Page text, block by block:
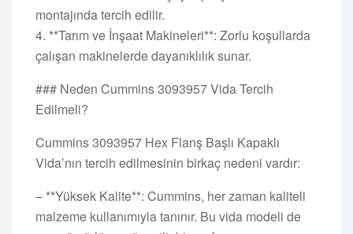
montajında tercih edilir.
4. **Tarım ve İnşaat Makineleri**: Zorlu koşullarda
çalışan makinelerde dayanıklılık sunar.
### Neden Cummins 3093957 Vida Tercih
Edilmeli?
Cummins 3093957 Hex Flanş Başlı Kapaklı
Vida’nın tercih edilmesinin birkaç nedeni vardır:
– **Yüksek Kalite**: Cummins, her zaman kaliteli
malzeme kullanımıyla tanınır. Bu vida modeli de